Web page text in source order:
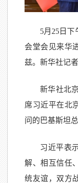
5月25日
会堂会见来华
兹。新华社记
新华社北
席习近平在北
问的巴基斯坦
习近平表
解、相互信任
统友谊，双方